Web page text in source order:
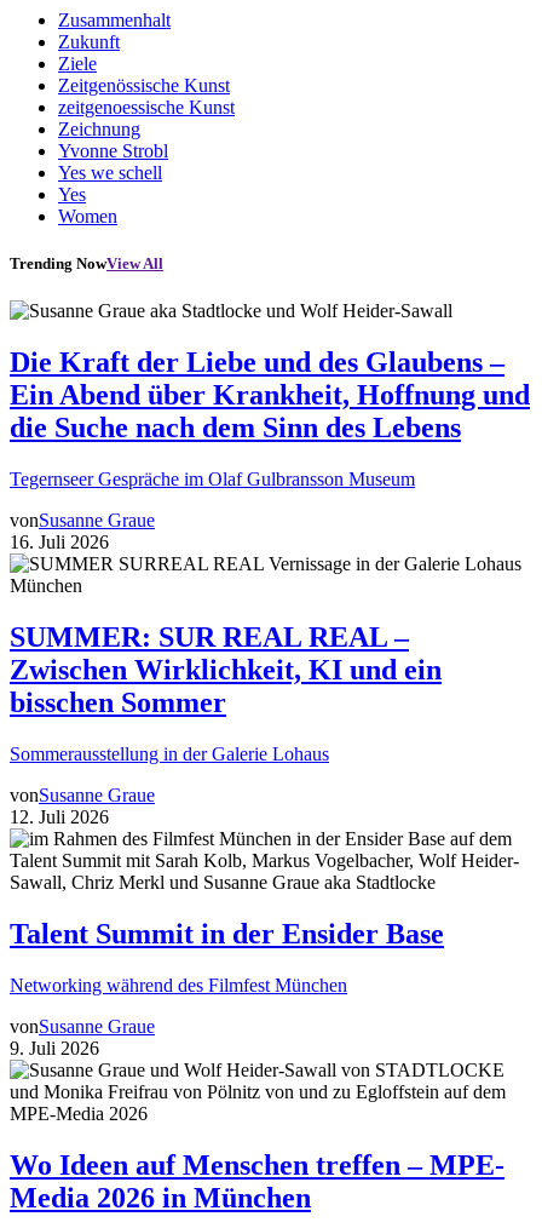
Zusammenhalt
Zukunft
Ziele
Zeitgenössische Kunst
zeitgenoessische Kunst
Zeichnung
Yvonne Strobl
Yes we schell
Yes
Women
Trending NowView All
Die Kraft der Liebe und des Glaubens –
Ein Abend über Krankheit, Hoffnung und
die Suche nach dem Sinn des Lebens
Tegernseer Gespräche im Olaf Gulbransson Museum
vonSusanne Graue
16. Juli 2026
SUMMER: SUR REAL REAL –
Zwischen Wirklichkeit, KI und ein
bisschen Sommer
Sommerausstellung in der Galerie Lohaus
vonSusanne Graue
12. Juli 2026
Talent Summit in der Ensider Base
Networking während des Filmfest München
vonSusanne Graue
9. Juli 2026
Wo Ideen auf Menschen treffen – MPE-
Media 2026 in München